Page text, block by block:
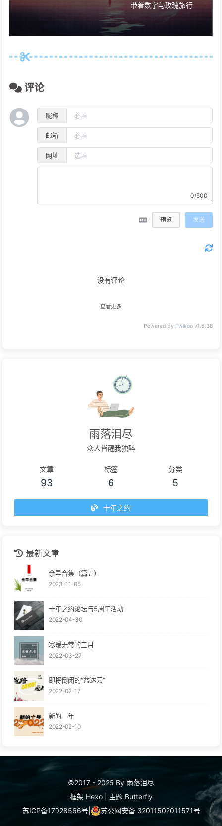
带着数字与玫瑰旅行
评论
昵称
邮箱
网址
0/500
预览 发送
没有评论
查看更多
Powered by Twikoo v1.6.38
雨落泪尽
众人皆醒我独醉
文章
93
标签
6
分类
5
十年之约
最新文章
余早合集（篇五）
2023-11-05
十年之约论坛与5周年活动
2022-04-30
寒暖无常的三月
2022-03-27
即将倒闭的“益达云”
2022-02-17
新的一年
2022-02-10
©2017 - 2025 By 雨落泪尽
框架 Hexo 主题 Butterfly
苏ICP备17028566号
苏公网安备 32011502011571号